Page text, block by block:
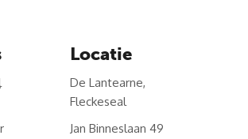
Locatie
De Lantearne,
Fleckeseal
Jan Binneslaan 49